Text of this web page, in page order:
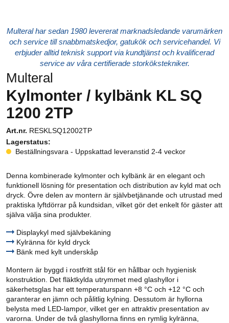
Multeral har sedan 1980 levererat marknadsledande varumärken
och service till snabbmatskedjor, gatukök och servicehandel. Vi
erbjuder alltid teknisk support via kundtjänst och kvalificerad
service av våra certifierade storkökstekniker.
Multeral
Kylmonter / kylbänk KL SQ
1200 2TP
Art.nr. RESKLSQ12002TP
Lagerstatus:
Beställningsvara - Uppskattad leveranstid 2-4 veckor
Denna kombinerade kylmonter och kylbänk är en elegant och
funktionell lösning för presentation och distribution av kyld mat och
dryck. Övre delen av montern är självbetjänande och utrustad med
praktiska lyftdörrar på kundsidan, vilket gör det enkelt för gäster att
själva välja sina produkter.
Displaykyl med självbekäning
Kylränna för kyld dryck
Bänk med kylt underskåp
Montern är byggd i rostfritt stål för en hållbar och hygienisk
konstruktion. Det fläktkylda utrymmet med glashyllor i
säkerhetsglas har ett temperaturspann +8 °C och +12 °C och
garanterar en jämn och pålitlig kylning. Dessutom är hyllorna
belysta med LED-lampor, vilket ger en attraktiv presentation av
varorna. Under de två glashyllorna finns en rymlig kylränna,